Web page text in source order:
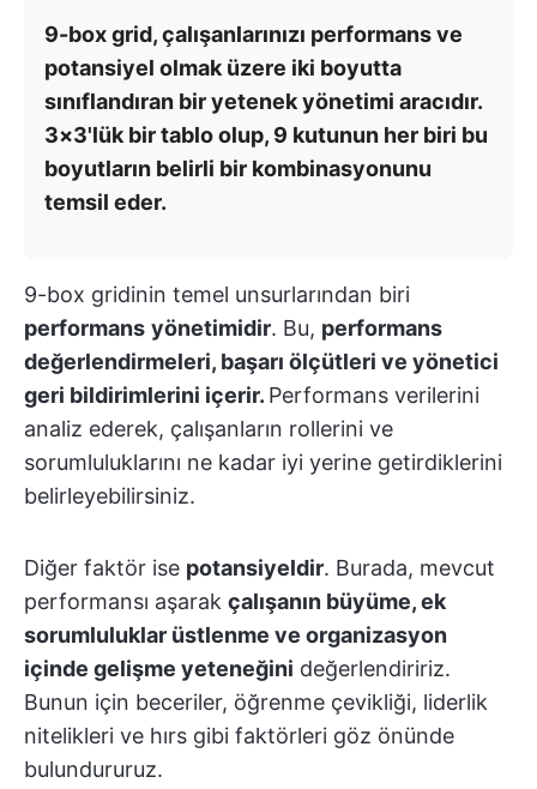
9-box grid, çalışanlarınızı performans ve
potansiyel olmak üzere iki boyutta
sınıflandıran bir yetenek yönetimi aracıdır.
3×3'lük bir tablo olup, 9 kutunun her biri bu
boyutların belirli bir kombinasyonunu
temsil eder.
9-box gridinin temel unsurlarından biri
performans yönetimidir. Bu, performans
değerlendirmeleri, başarı ölçütleri ve yönetici
geri bildirimlerini içerir. Performans verilerini
analiz ederek, çalışanların rollerini ve
sorumluluklarını ne kadar iyi yerine getirdiklerini
belirleyebilirsiniz.
Diğer faktör ise potansiyeldir. Burada, mevcut
performansı aşarak çalışanın büyüme, ek
sorumluluklar üstlenme ve organizasyon
içinde gelişme yeteneğini değerlendiririz.
Bunun için beceriler, öğrenme çevikliği, liderlik
nitelikleri ve hırs gibi faktörleri göz önünde
bulundururuz.